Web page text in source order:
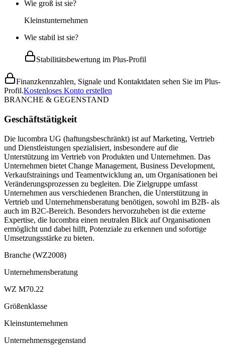
Wie groß ist sie?
Kleinstunternehmen
Wie stabil ist sie?
Stabilitätsbewertung im Plus-Profil
Finanzkennzahlen, Signale und Kontaktdaten sehen Sie im Plus-
Profil.Kostenloses Konto erstellen
BRANCHE & GEGENSTAND
Geschäftstätigkeit
Die lucombra UG (haftungsbeschränkt) ist auf Marketing, Vertrieb
und Dienstleistungen spezialisiert, insbesondere auf die
Unterstützung im Vertrieb von Produkten und Unternehmen. Das
Unternehmen bietet Change Management, Business Development,
Verkaufstrainings und Teamentwicklung an, um Organisationen bei
Veränderungsprozessen zu begleiten. Die Zielgruppe umfasst
Unternehmen aus verschiedenen Branchen, die Unterstützung in
Vertrieb und Unternehmensberatung benötigen, sowohl im B2B- als
auch im B2C-Bereich. Besonders hervorzuheben ist die externe
Expertise, die lucombra einen neutralen Blick auf Organisationen
ermöglicht und dabei hilft, Potenziale zu erkennen und sofortige
Umsetzungsstärke zu bieten.
Branche (WZ2008)
Unternehmensberatung
WZ M70.22
Größenklasse
Kleinstunternehmen
Unternehmensgegenstand